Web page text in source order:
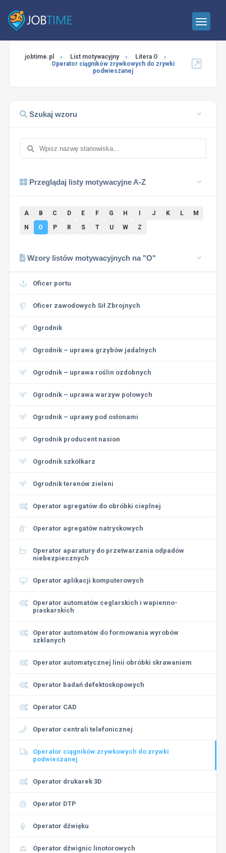
jobtime.pl List motywacyjny
Litera O
Operator ciągników zrywkowych do zrywki
podwieszanej
Szukaj wzoru
Przeglądaj listy motywacyjne A-Z
A B C D E F G H J K L
M
N
O P R S T U W Z
Wzory listów motywacyjnych na "O"
Oficer portu
Oficer zawodowych Sił Zbrojnych
Ogrodnik
Ogrodnik – uprawa grzybów jadalnych
Ogrodnik – uprawa roślin ozdobnych
Ogrodnik – uprawa warzyw polowych
Ogrodnik – uprawy pod osłonami
Ogrodnik producent nasion
Ogrodnik szkółkarz
Ogrodnik terenów zieleni
Operator agregatów do obróbki cieplnej
Operator agregatów natryskowych
Operator aparatury do przetwarzania odpadów
niebezpiecznych
Operator aplikacji komputerowych
Operator automatów ceglarskich i wapienno-
piaskarskich
Operator automatów do formowania wyrobów
szklanych
Operator automatycznej linii obróbki skrawaniem
Operator badań defektoskopowych
Operator CAD
Operator centrali telefonicznej
Operator ciągników zrywkowych do zrywki
podwieszanej
Operator drukarek 3D
Operator DTP
Operator dźwięku
Operator dźwignic linotorowych